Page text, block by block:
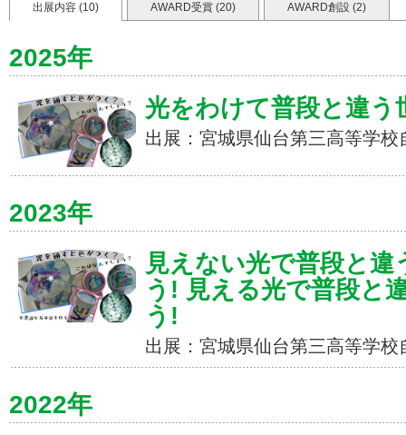
出展内容 (10) AWARD受賞 (20) AWARD創設 (2)
2025年
光をわけて普段と違
出展：宮城県仙台第三高等学校
2023年
見えない光で普段と
う! 見える光で普段と
う!
出展：宮城県仙台第三高等学校
2022年